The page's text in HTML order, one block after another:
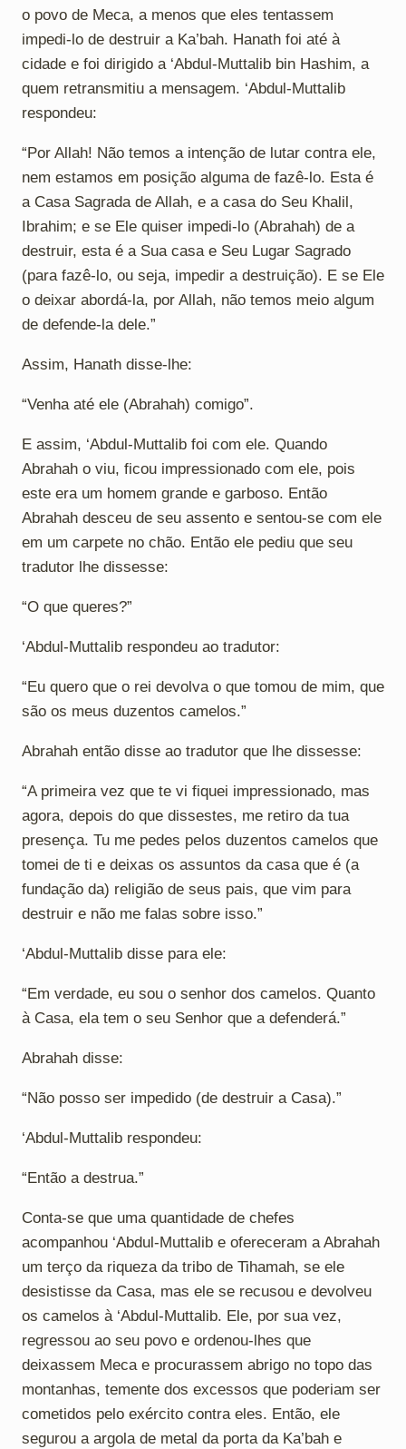
o povo de Meca, a menos que eles tentassem
impedi-lo de destruir a Ka’bah. Hanath foi até à
cidade e foi dirigido a ‘Abdul-Muttalib bin Hashim, a
quem retransmitiu a mensagem. ‘Abdul-Muttalib
respondeu:
“Por Allah! Não temos a intenção de lutar contra ele,
nem estamos em posição alguma de fazê-lo. Esta é
a Casa Sagrada de Allah, e a casa do Seu Khalil,
Ibrahim; e se Ele quiser impedi-lo (Abrahah) de a
destruir, esta é a Sua casa e Seu Lugar Sagrado
(para fazê-lo, ou seja, impedir a destruição). E se Ele
o deixar abordá-la, por Allah, não temos meio algum
de defende-la dele.”
Assim, Hanath disse-lhe:
“Venha até ele (Abrahah) comigo”.
E assim, ‘Abdul-Muttalib foi com ele. Quando
Abrahah o viu, ficou impressionado com ele, pois
este era um homem grande e garboso. Então
Abrahah desceu de seu assento e sentou-se com ele
em um carpete no chão. Então ele pediu que seu
tradutor lhe dissesse:
“O que queres?”
‘Abdul-Muttalib respondeu ao tradutor:
“Eu quero que o rei devolva o que tomou de mim, que
são os meus duzentos camelos.”
Abrahah então disse ao tradutor que lhe dissesse:
“A primeira vez que te vi fiquei impressionado, mas
agora, depois do que dissestes, me retiro da tua
presença. Tu me pedes pelos duzentos camelos que
tomei de ti e deixas os assuntos da casa que é (a
fundação da) religião de seus pais, que vim para
destruir e não me falas sobre isso.”
‘Abdul-Muttalib disse para ele:
“Em verdade, eu sou o senhor dos camelos. Quanto
à Casa, ela tem o seu Senhor que a defenderá.”
Abrahah disse:
“Não posso ser impedido (de destruir a Casa).”
‘Abdul-Muttalib respondeu:
“Então a destrua.”
Conta-se que uma quantidade de chefes
acompanhou ‘Abdul-Muttalib e ofereceram a Abrahah
um terço da riqueza da tribo de Tihamah, se ele
desistisse da Casa, mas ele se recusou e devolveu
os camelos à ‘Abdul-Muttalib. Ele, por sua vez,
regressou ao seu povo e ordenou-lhes que
deixassem Meca e procurassem abrigo no topo das
montanhas, temente dos excessos que poderiam ser
cometidos pelo exército contra eles. Então, ele
segurou a argola de metal da porta da Ka’bah e